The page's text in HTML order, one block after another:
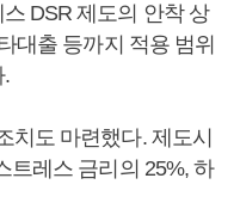
DSR 제도의 안착 상
대출 등까지 적용 범위
치도 마련했다. 제도시
트레스 금리의 25%, 하